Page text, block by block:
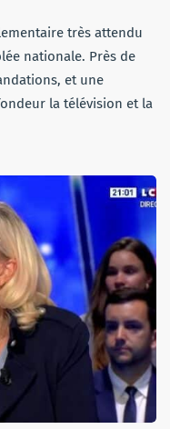
très attendu
nationale. Près de
et une
la télévision et la